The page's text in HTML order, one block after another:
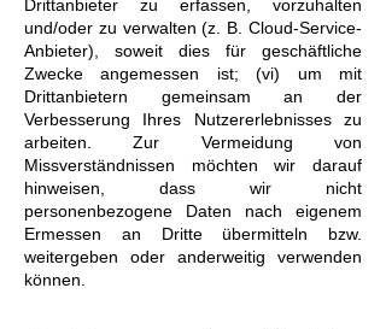
Drittanbieter zu erfassen, vorzuhalten
und/oder zu verwalten (z. B. Cloud-Service-
Anbieter), soweit dies für geschäftliche
Zwecke angemessen ist; (vi) um mit
Drittanbietern gemeinsam an der
Verbesserung Ihres Nutzererlebnisses zu
arbeiten. Zur Vermeidung von
Missverständnissen möchten wir darauf
hinweisen, dass wir nicht
personenbezogene Daten nach eigenem
Ermessen an Dritte übermitteln bzw.
weitergeben oder anderweitig verwenden
können.